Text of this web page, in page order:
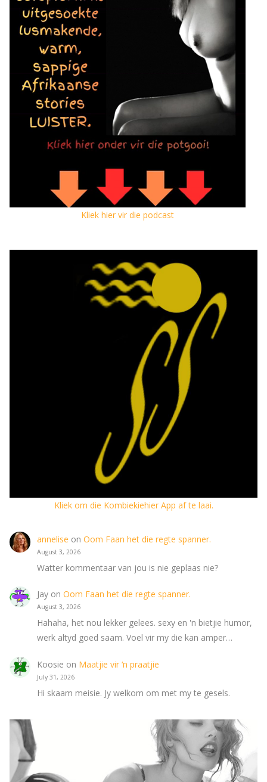
Kliek hier vir die podcast
Kliek om die Kombiekiehier App af te laai.
annelise on Oom Faan het die regte spanner.
August 3, 2026
Watter kommentaar van jou is nie geplaas nie?
Jayon Oom Faan het die regte spanner.
August 3, 2026
Hahaha, het nou lekker gelees. sexy en 'n bietjie humor,
werk altyd goed saam. Voel vir my die kan amper…
Koosie on Maatjie vir ‘n praatjie
July 31, 2026
Hi skaam meisie. Jy welkom om met my te gesels.